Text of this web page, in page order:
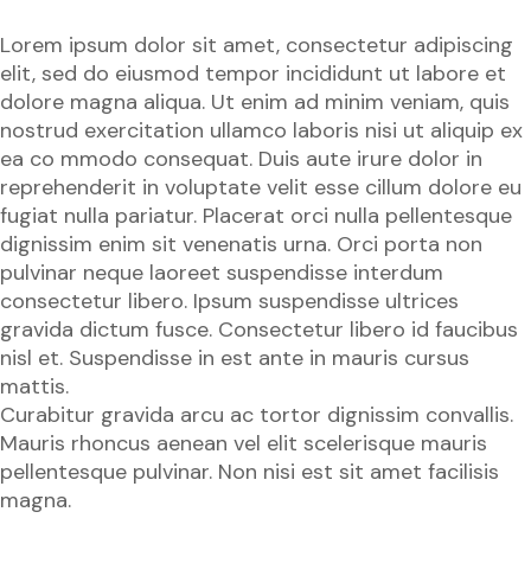
Lorem ipsum dolor sit amet, consectetur adipiscing
elit, sed do eiusmod tempor incididunt ut labore et
dolore magna aliqua. Ut enim ad minim veniam, quis
nostrud exercitation ullamco laboris nisi ut aliquip ex
ea co mmodo consequat. Duis aute irure dolor in
reprehenderit in voluptate velit esse cillum dolore eu
fugiat nulla pariatur. Placerat orci nulla pellentesque
dignissim enim sit venenatis urna. Orci porta non
pulvinar neque laoreet suspendisse interdum
consectetur libero. Ipsum suspendisse ultrices
gravida dictum fusce. Consectetur libero id faucibus
nisl et. Suspendisse in est ante in mauris cursus
mattis.
Curabitur gravida arcu ac tortor dignissim convallis.
Mauris rhoncus aenean vel elit scelerisque mauris
pellentesque pulvinar. Non nisi est sit amet facilisis
magna.